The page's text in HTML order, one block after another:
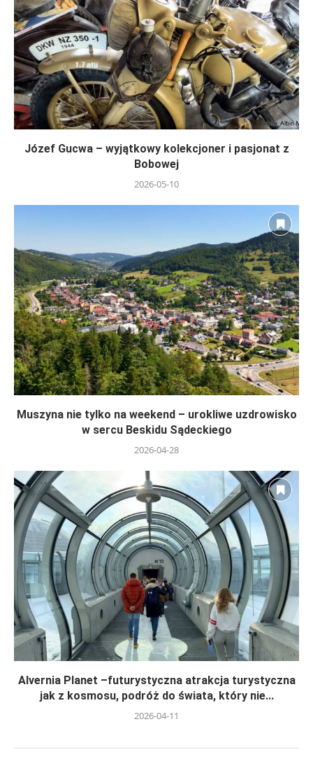
Józef Gucwa – wyjątkowy kolekcjoner i pasjonat z
Bobowej
2026-05-10
Muszyna nie tylko na weekend – urokliwe uzdrowisko
w sercu Beskidu Sądeckiego
2026-04-28
Alvernia Planet –futurystyczna atrakcja turystyczna
jak z kosmosu, podróż do świata, który nie...
2026-04-11